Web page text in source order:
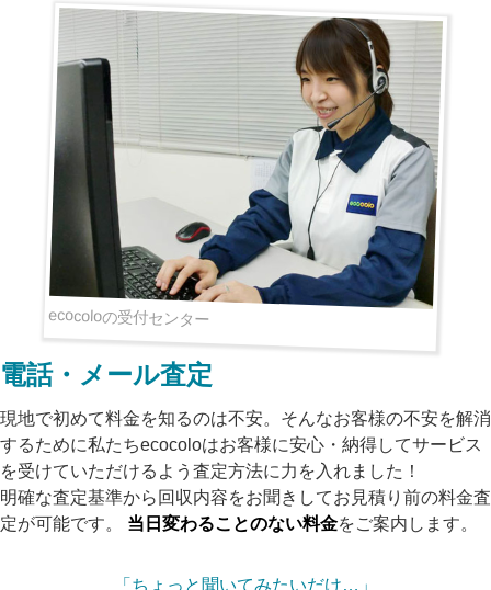
ecocoloの受付センター
電話・メール査定
現地で初めて料金を知るのは不安。そんなお客様の不安を解消
するために私たちecocoloはお客様に安心・納得してサービス
を受けていただけるよう査定方法に力を入れました！
明確な査定基準から回収内容をお聞きしてお見積り前の料金査
定が可能です。 当日変わることのない料金をご案内します。
「ちょっと聞いてみたいだけ…」